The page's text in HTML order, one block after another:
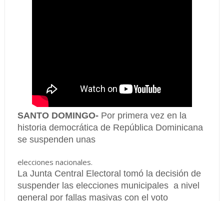
SANTO DOMINGO-Por primera vez en la
historia democrática de República Dominicana
se suspenden unas
elecciones nacionales.
La Junta Central Electoral tomó la decisión de
suspender las elecciones municipales a nivel
general por fallas masivas con el voto